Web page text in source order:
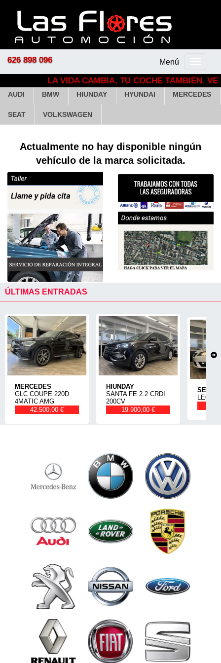
Menú
626 898 096
LA VIDA CAMBIA, TU COCHE TAMBIÉN.
AUDI BMW HIUNDAY HYUNDAI MERCEDES
SEAT VOLKSWAGEN
Actualmente no hay disponible ningún
vehículo de la marca solicitada.
ÚLTIMAS ENTRADAS
MERCEDES
GLC COUPE 220D
4MATIC AMG
42.500,00 €
HIUNDAY
SANTA FE 2.2 CRDI
200CV
19.900,00 €
SEAT
LEON